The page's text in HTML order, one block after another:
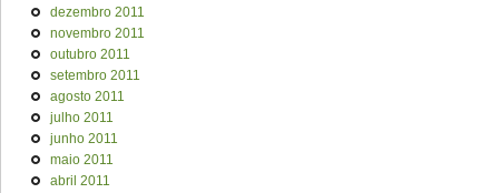
dezembro 2011
novembro 2011
outubro 2011
setembro 2011
agosto 2011
julho 2011
junho 2011
maio 2011
abril 2011